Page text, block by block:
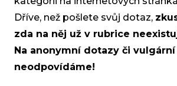
Dříve, než pošlete svůj dotaz,
zda na něj už v rubrice
Na anonymní dotazy či
neodpovídáme!